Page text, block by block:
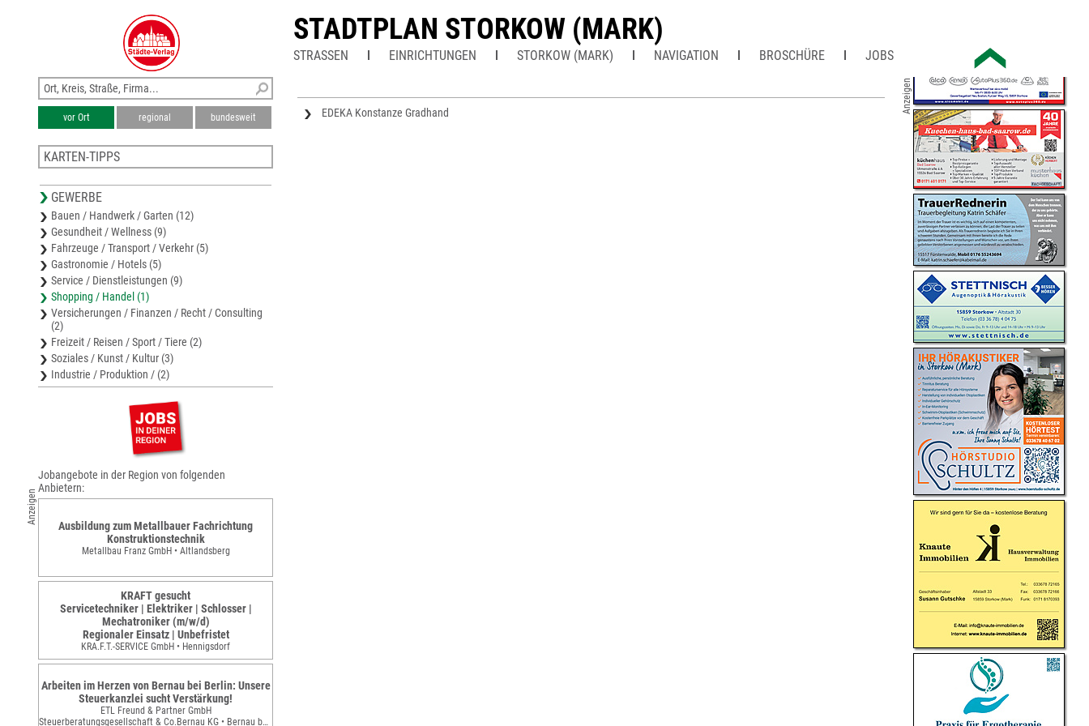
STADTPLAN STORKOW (MARK)
STRASSEN EINRICHTUNGEN STORKOW (MARK) NAVIGATION BROSCHÜRE JOBS
EDEKA Konstanze Gradhand
vor Ort regional bundesweit
KARTEN-TIPPS
Wirtschaftsregion Storkow
Stadtplan Bad Saarow
Stadtplan Fürstenwalde/Spree
Stadtplan Erkner
GEWERBE
Bauen / Handwerk / Garten (12)
Gesundheit / Wellness (9)
Fahrzeuge / Transport / Verkehr (5)
Gastronomie / Hotels (5)
Service / Dienstleistungen (9)
Shopping / Handel (1)
Versicherungen / Finanzen / Recht / Consulting
(2)
Freizeit / Reisen / Sport / Tiere (2)
Soziales / Kunst / Kultur (3)
Industrie / Produktion / (2)
Anzeigen
Jobangebote in der Region von folgenden
Anbietern:
Ausbildung zum Metallbauer Fachrichtung
Konstruktionstechnik
Metallbau Franz GmbH • Altlandsberg
KRAFT gesucht
Servicetechniker | Elektriker | Schlosser |
Mechatroniker (m/w/d)
Regionaler Einsatz | Unbefristet
KRA.F.T.-SERVICE GmbH • Hennigsdorf
Arbeiten im Herzen von Bernau bei Berlin: Unsere
Steuerkanzlei sucht Verstärkung!
ETL Freund & Partner GmbH
Steuerberatungsgesellschaft & Co.Bernau KG • Bernau bei Berlin
Anzeigen